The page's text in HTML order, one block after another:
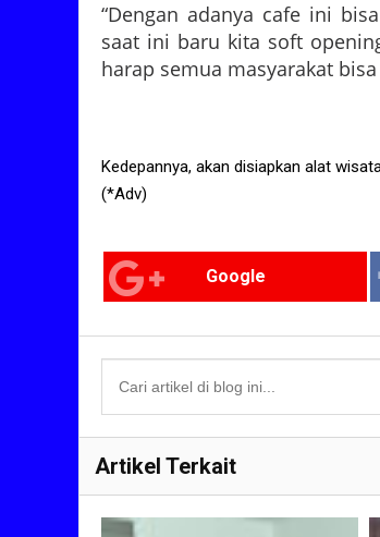
“Dengan adanya cafe ini
saat ini baru kita soft
harap semua masyarakat
Kedepannya, akan disiapkan alat
(*Adv)
Google
Artikel Terkait